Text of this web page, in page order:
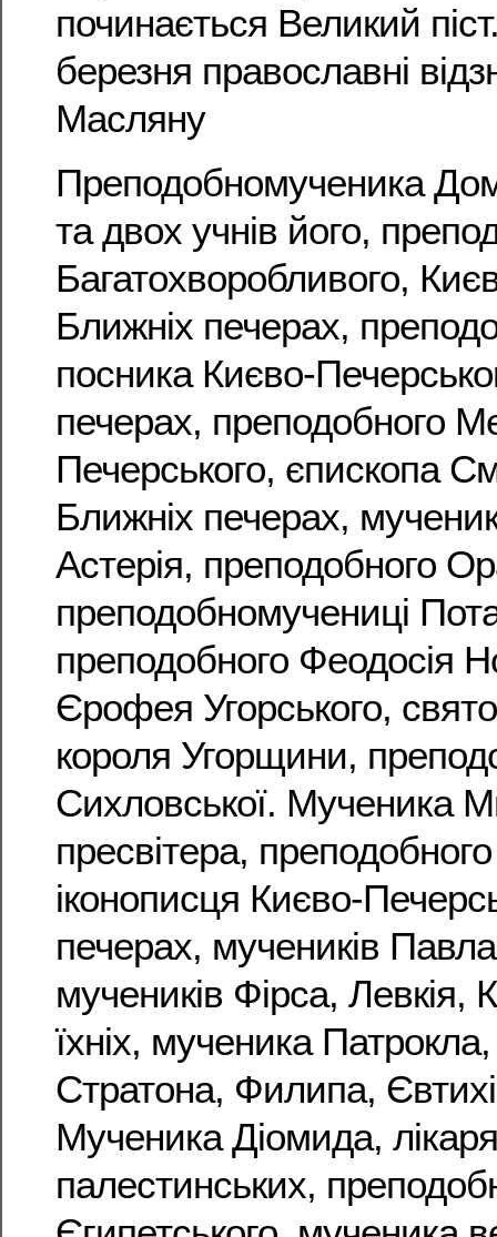
починається Великий
березня православні
Масляну
Преподобномученика
та двох учнів його,
Багатохворобливого,
Ближніх печерах,
посника Києво-
печерах, преподобного
Печерського, єпископа
Ближніх печерах,
Астерія, преподобного
преподобномучениці
преподобного Феодосія
Єрофея Угорського,
короля Угорщини,
Сихловської. Мученика
пресвітера, преподобного
іконописця Києво-
печерах, мучеників
мучеників Фірса, Левкія,
їхніх, мученика
Стратона, Филипа,
Мученика Діомида,
палестинських,